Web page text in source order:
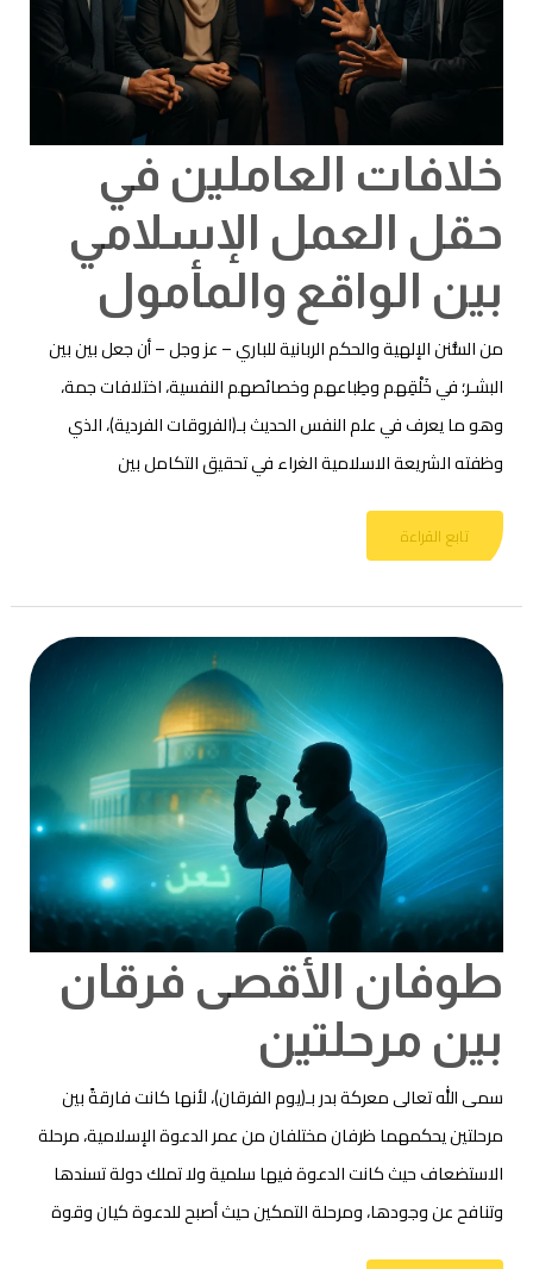
خلافات العاملين في
حقل العمل الإسلامي
بين الواقع والمأمول
من السُّنن الإلهية والحكم الربانية للباري – عز وجل – أن جعل بين بين
البشـر؛ في خَلْقِهم وطِباعهم وخصائصهم النفسية، اختلافات جمة،
وهو ما يعرف في علم النفس الحديث بـ(الفروقات الفردية)، الذي
وظفته الشريعة الاسلامية الغراء في تحقيق التكامل بين
تابع القراءة
طوفان الأقصى فرقان
بين مرحلتين
سمى الله تعالى معركة بدر بـ(يوم الفرقان)، لأنها كانت فارقةً بين
مرحلتين يحكمهما ظرفان مختلفان من عمر الدعوة الإسلامية، مرحلة
الاستضعاف حيث كانت الدعوة فيها سلمية ولا تملك دولة تسندها
وتنافح عن وجودها، ومرحلة التمكين حيث أصبح للدعوة كيان وقوة
طوفان
فرقان